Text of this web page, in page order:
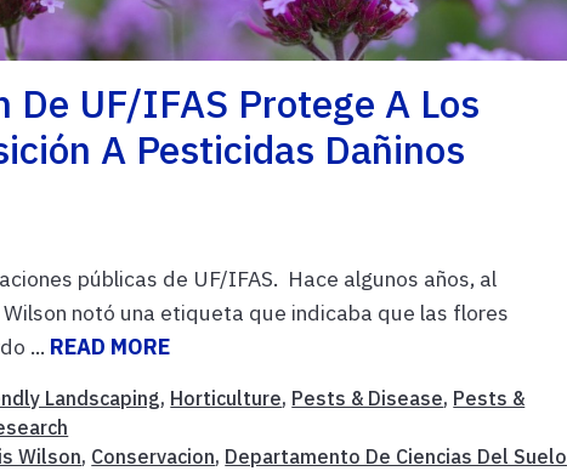
UF/IFAS Protege A Los
A Pesticidas Dañinos
públicas de UF/IFAS. Hace algunos años, al
notó una etiqueta que indicaba que las flores
... READ MORE
Landscaping, Horticulture, Pests & Disease, Pests &
Wilson, Conservacion, Departamento De Ciencias Del Suelo